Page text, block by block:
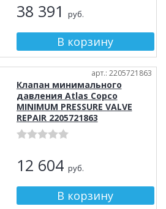
38 391 руб.
арт.: 2205721863
Клапан минимального
давления Atlas Copco
MINIMUM PRESSURE VALVE
REPAIR 2205721863
12 604 руб.